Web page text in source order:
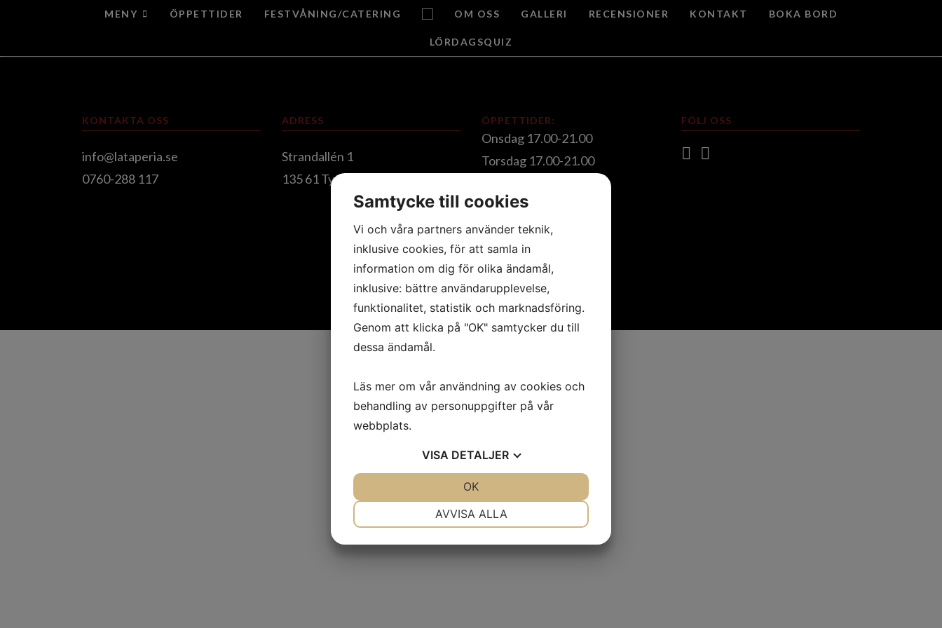
MENY ÖPPETTIDER FESTVÅNING/CATERING OM OSS GALLERI RECENSIONER KONTAKT BOKA BORD
LÖRDAGSQUIZ
KONTAKTA OSS
info@lataperia.se
0760-288 117
ADRESS
Strandallén 1
135 61 Tyresö
ÖPPETTIDER:
Onsdag 17.00-21.00
Torsdag 17.00-21.00
Lördag 15.00 - 22.00
Söndag 15.00-20.00
FÖLJ OSS
Samtycke till cookies
Vi och våra partners använder teknik,
inklusive cookies, för att samla in
information om dig för olika ändamål,
inklusive: bättre användarupplevelse,
funktionalitet, statistik och marknadsföring.
Genom att klicka på "OK" samtycker du till
dessa ändamål.
Läs mer om vår användning av cookies och
behandling av personuppgifter på vår
webbplats.
VISA DETALJER
AVVISA ALLA
OK